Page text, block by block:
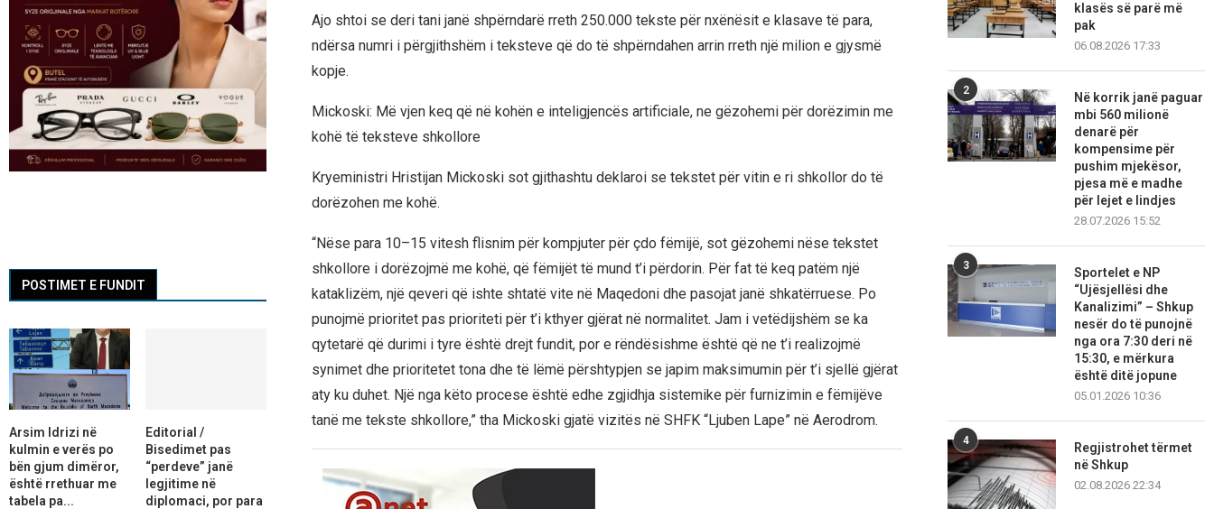
Ajo shtoi se deri tani janë shpërndarë rreth 250.000 tekste për nxënësit e klasave të para,
ndërsa numri i përgjithshëm i teksteve që do të shpërndahen arrin rreth një milion e gjysmë
kopje.
Mickoski: Më vjen keq që në kohën e inteligjencës artificiale, ne gëzohemi për dorëzimin me
kohë të teksteve shkollore
Kryeministri Hristijan Mickoski sot gjithashtu deklaroi se tekstet për vitin e ri shkollor do të
dorëzohen me kohë.
“Nëse para 10–15 vitesh flisnim për kompjuter për çdo fëmijë, sot gëzohemi nëse tekstet
shkollore i dorëzojmë me kohë, që fëmijët të mund t’i përdorin. Për fat të keq patëm një
kataklizëm, një qeveri që ishte shtatë vite në Maqedoni dhe pasojat janë shkatërruese. Po
punojmë prioritet pas prioriteti për t’i kthyer gjërat në normalitet. Jam i vetëdijshëm se ka
qytetarë që durimi i tyre është drejt fundit, por e rëndësishme është që ne t’i realizojmë
synimet dhe prioritetet tona dhe të lëmë përshtypjen se japim maksimumin për t’i sjellë gjërat
aty ku duhet. Një nga këto procese është edhe zgjidhja sistemike për furnizimin e fëmijëve
tanë me tekste shkollore,” tha Mickoski gjatë vizitës në SHFK “Ljuben Lape” në Aerodrom.
klasës së parë më
pak
06.08.2026 17:33
2
Në korrik janë paguar
mbi 560 milionë
denarë për
kompensime për
pushim mjekësor,
pjesa më e madhe
për lejet e lindjes
28.07.2026 15:52
3
Sportelet e NP
“Ujësjellësi dhe
Kanalizimi” – Shkup
nesër do të punojnë
nga ora 7:30 deri në
15:30, e mërkura
është ditë jopune
05.01.2026 10:36
4
Regjistrohet tërmet
në Shkup
02.08.2026 22:34
POSTIMET E FUNDIT
Arsim Idrizi në
kulmin e verës po
bën gjum dimëror,
është rrethuar me
tabela pa...
Editorial /
Bisedimet pas
“perdeve” janë
legjitime në
diplomaci, por para